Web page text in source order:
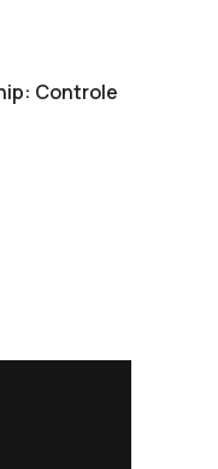
Controle